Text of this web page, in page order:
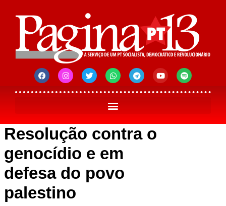
Resolução contra o
genocídio e em
defesa do povo
palestino